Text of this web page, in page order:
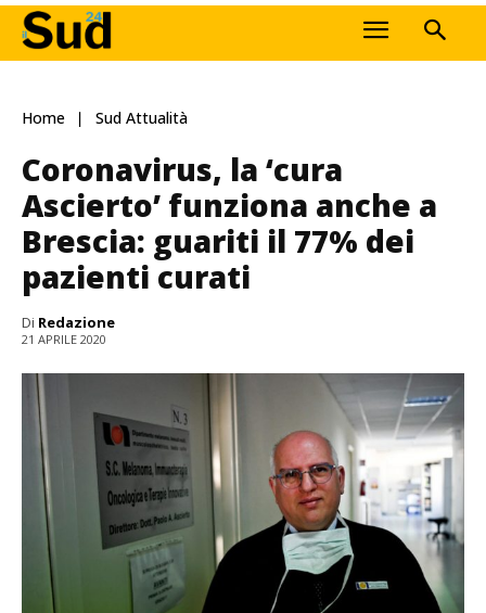
Home Sud Attualità
Coronavirus, la ‘cura
Ascierto’ funziona anche a
Brescia: guariti il 77% dei
pazienti curati
Di Redazione
21 APRILE 2020